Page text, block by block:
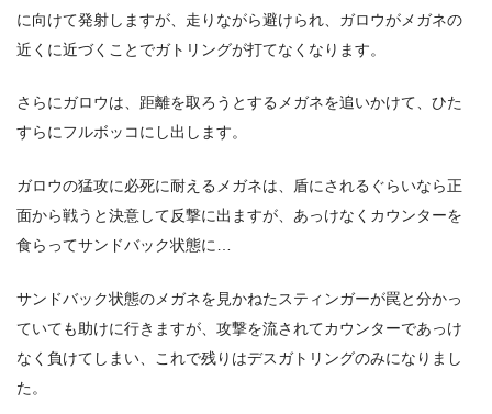
に向けて発射しますが、走りながら避けられ、ガロウがメガネの
近くに近づくことでガトリングが打てなくなります。
さらにガロウは、距離を取ろうとするメガネを追いかけて、ひた
すらにフルボッコにし出します。
ガロウの猛攻に必死に耐えるメガネは、盾にされるぐらいなら正
面から戦うと決意して反撃に出ますが、あっけなくカウンターを
食らってサンドバック状態に…
サンドバック状態のメガネを見かねたスティンガーが罠と分かっ
ていても助けに行きますが、攻撃を流されてカウンターであっけ
なく負けてしまい、これで残りはデスガトリングのみになりまし
た。